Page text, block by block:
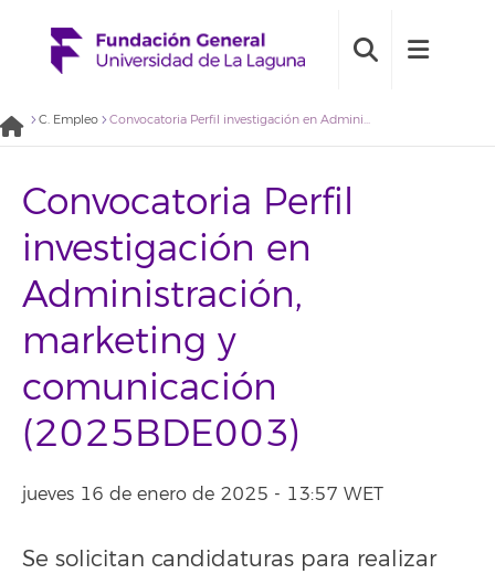
C. Empleo Convocatoria Perfil investigación en Administración, marketing y comunicación (2025BDE003)
Convocatoria Perfil
investigación en
Administración,
marketing y
comunicación
(2025BDE003)
jueves 16 de enero de 2025 - 13:57 WET
Se solicitan candidaturas para realizar